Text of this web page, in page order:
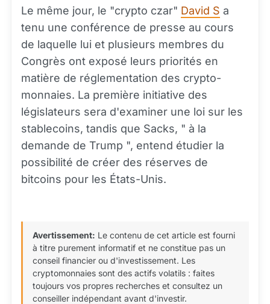
Le même jour, le "crypto czar" David S a
tenu une conférence de presse au cours
de laquelle lui et plusieurs membres du
Congrès ont exposé leurs priorités en
matière de réglementation des crypto-
monnaies. La première initiative des
législateurs sera d'examiner une loi sur les
stablecoins, tandis que Sacks, " à la
demande de Trump ", entend étudier la
possibilité de créer des réserves de
bitcoins pour les États-Unis.
Avertissement: Le contenu de cet article est fourni
à titre purement informatif et ne constitue pas un
conseil financier ou d'investissement. Les
cryptomonnaies sont des actifs volatils : faites
toujours vos propres recherches et consultez un
conseiller indépendant avant d'investir.